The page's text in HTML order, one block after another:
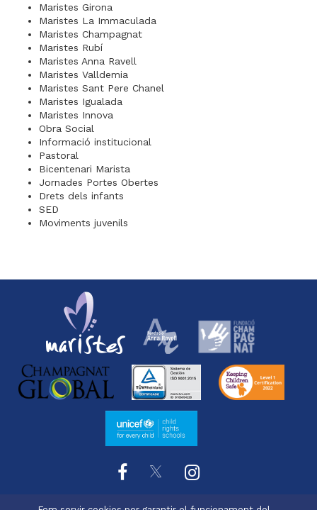
Maristes Girona
Maristes La Immaculada
Maristes Champagnat
Maristes Rubí
Maristes Anna Ravell
Maristes Valldemia
Maristes Sant Pere Chanel
Maristes Igualada
Maristes Innova
Obra Social
Informació institucional
Pastoral
Bicentenari Marista
Jornades Portes Obertes
Drets dels infants
SED
Moviments juvenils